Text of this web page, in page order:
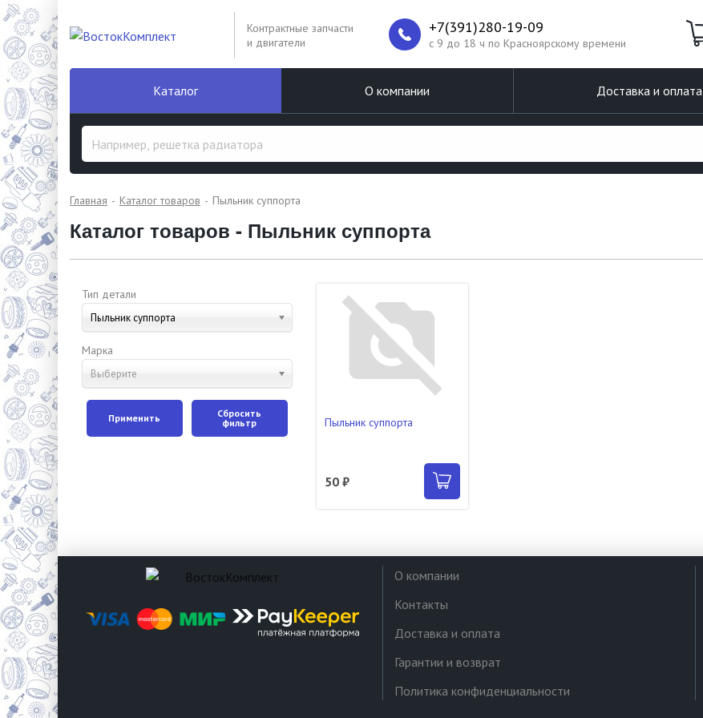
Контрактные запчасти
и двигатели
+7(391)280-19-09
c 9 до 18 ч по Красноярскому времени
Каталог О компании Доставка и оплата
Главная Каталог товаров Пыльник суппорта
Каталог товаров - Пыльник суппорта
Тип детали
Пыльник суппорта
Марка
Выберите
Применить
Сбросить
фильтр
Пыльник суппорта
50 ₽
О компании
Контакты
Доставка и оплата
Гарантии и возврат
Политика конфиденциальности